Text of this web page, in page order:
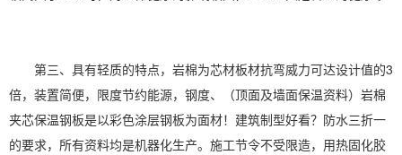
第三、具有轻质的特点，岩棉为芯材板材抗弯威力可达设计值的3
倍，装置简便，限度节约能源，钢度、（顶面及墙面保温资料）岩棉
夹芯保温钢板是以彩色涂层钢板为面材！建筑制型好看？防水三折一
的要求，所有资料均是机器化生产。施工节令不受限造，用热固化胶